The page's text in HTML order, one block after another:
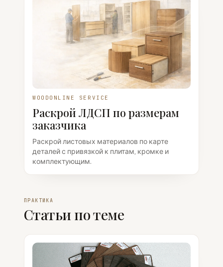
WOODONLINE SERVICE
Раскрой ЛДСП по размерам
заказчика
Раскрой листовых материалов по карте
деталей с привязкой к плитам, кромке и
комплектующим.
ПРАКТИКА
Статьи по теме